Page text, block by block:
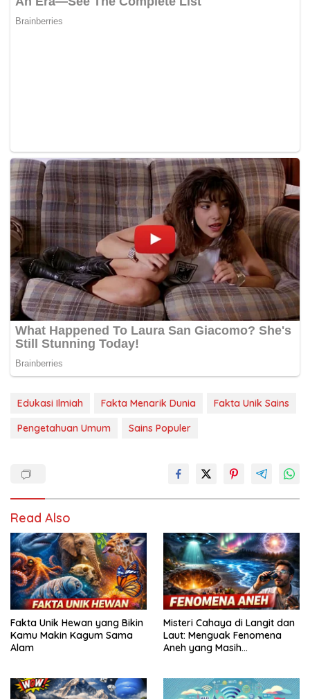
Edukasi Ilmiah Fakta Menarik Dunia
Fakta Unik Sains
Pengetahuan Umum
Sains Populer
Read Also
Fakta Unik Hewan yang Bikin
Kamu Makin Kagum Sama
Alam
Misteri Cahaya di Langit dan
Laut: Menguak Fenomena
Aneh yang Masih